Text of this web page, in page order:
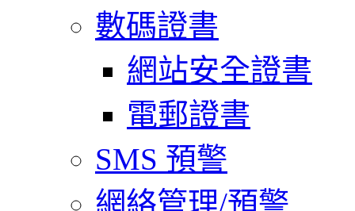
數碼證書
網站安全證書
電郵證書
SMS 預警
網絡管理/預警